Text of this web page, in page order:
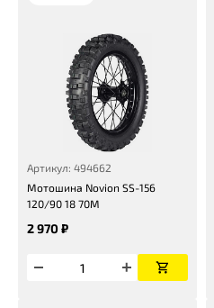
Артикул: 494662
Мотошина Novion SS-156
120/90 18 70M
2 970 ₽